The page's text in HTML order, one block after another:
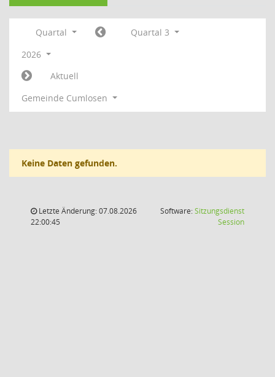
Quartal
Quartal 3
2026
Aktuell
Gemeinde Cumlosen
Keine Daten gefunden.
Letzte Änderung: 07.08.2026
22:00:45
Software:Sitzungsdienst
Session(Wird in